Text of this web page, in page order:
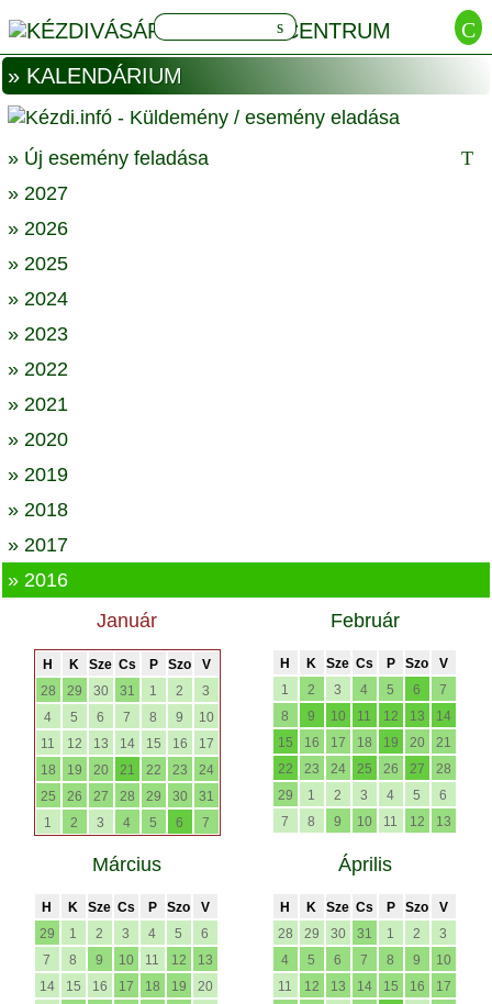
» KALENDÁRIUM
» Új esemény feladása
» 2027
» 2026
» 2025
» 2024
» 2023
» 2022
» 2021
» 2020
» 2019
» 2018
» 2017
» 2016
Január
H K Sze Cs P Szo
V
28
29 30 31 1 2
3
4
5 6 7 8 9
10
11
12 13 14 15 16
17
18
19 20 21 22 23
24
25
26 27 28 29 30
31
1
2 3 4 5 6 7
Február
H K Sze Cs P Szo
V
1
2 3 4 5 6
7
8
9 10 11 12 13
14
15
16 17 18 19 20
21
22
23 24 25 26 27
28
29
1 2 3 4 5
6
7
8 9 10 11 12 13
Március
H K Sze Cs P Szo
V
29
1 2 3 4 5
6
7
8 9 10 11 12
13
14
15 16 17 18 19
20
Április
H K Sze Cs P Szo
V
28
29 30 31 1 2
3
4
5 6 7 8 9
10
11
12 13 14 15 16
17